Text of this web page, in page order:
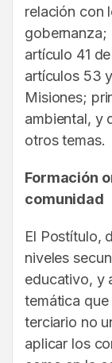
relación con
gobernanza;
artículo 41
artículos 53
Misiones;
ambiental, y
otros temas.
Formación
comunidad
El Postítulo,
niveles
educativo, y
temática
terciario no
aplicar los